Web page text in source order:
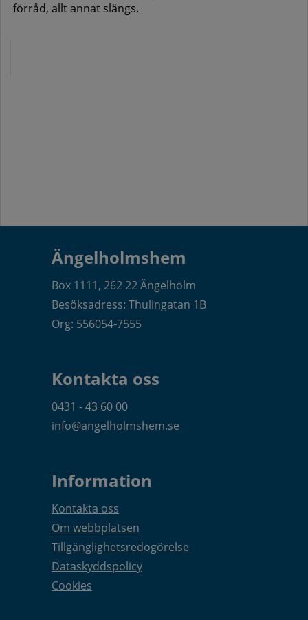
förråd, allt annat slängs.
Ängelholmshem
Box 1111, 262 22 Ängelholm
Besöksadress: Thulingatan 1B
Org: 556054-7555
Kontakta oss
0431 - 43 60 00
info@angelholmshem.se
Information
Kontakta oss
Om webbplatsen
Tillgänglighetsredogörelse
Dataskyddspolicy
Cookies